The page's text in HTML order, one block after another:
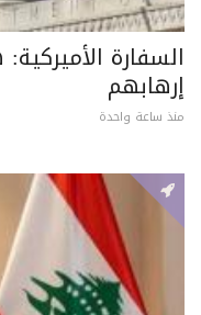
السفارة
إرهابهم
منذ ساعة واحدة